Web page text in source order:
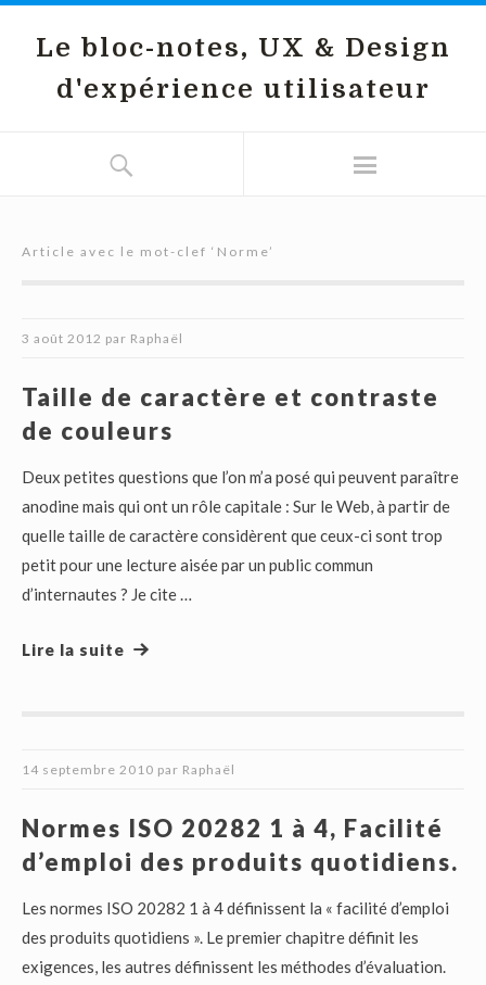
Le bloc-notes, UX & Design
d'expérience utilisateur
Article avec le mot-clef ‘ Norme’
3 août 2012 par Raphaël
Taille de caractère et contraste
de couleurs
Deux petites questions que l’on m’a posé qui peuvent paraître
anodine mais qui ont un rôle capitale : Sur le Web, à partir de
quelle taille de caractère considèrent que ceux-ci sont trop
petit pour une lecture aisée par un public commun
d’internautes ? Je cite …
Lire la suite
14 septembre 2010 par Raphaël
Normes ISO 20282 1 à 4, Facilité
d’emploi des produits quotidiens.
Les normes ISO 20282 1 à 4 définissent la « facilité d’emploi
des produits quotidiens ». Le premier chapitre définit les
exigences, les autres définissent les méthodes d’évaluation.